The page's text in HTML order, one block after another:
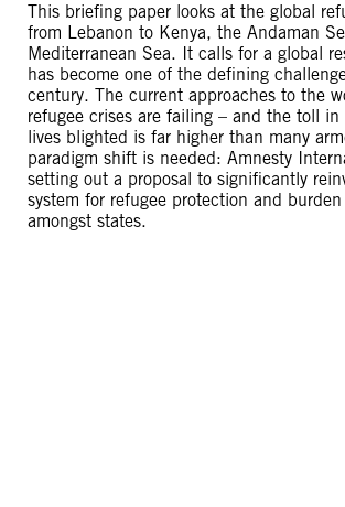
This briefing paper looks at the global
from Lebanon to Kenya, the Andaman
Mediterranean Sea. It calls for a global
has become one of the defining
century. The current approaches to the
refugee crises are failing – and the toll in
lives blighted is far higher than many
paradigm shift is needed: Amnesty
setting out a proposal to significantly
system for refugee protection and
amongst states.